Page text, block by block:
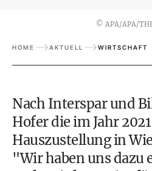
© APA/APA/
HOME AKTUELL WIRTSCHAFT
Nach Interspar und
Hofer die im Jahr
Hauszustellung in
"Wir haben uns dazu